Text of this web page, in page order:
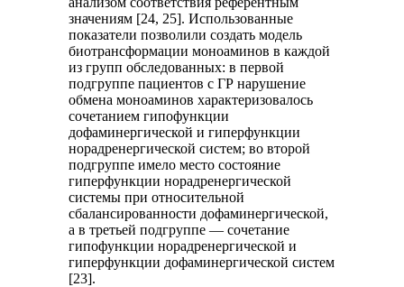
значениям [24, 25]. Использованные
показатели позволили создать модель
биотрансформации моноаминов в каждой
из групп обследованных: в первой
подгруппе пациентов с ГР нарушение
обмена моноаминов характеризовалось
сочетанием гипофункции
дофаминергической и гиперфункции
норадренергической систем; во второй
подгруппе имело место состояние
гиперфункции норадренергической
системы при относительной
сбалансированности дофаминергической,
а в третьей подгруппе — сочетание
гипофункции норадренергической и
гиперфункции дофаминергической систем
[23].